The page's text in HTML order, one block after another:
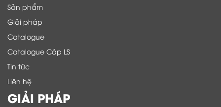
Sản phẩm
Giải pháp
Catalogue
Catalogue Cáp LS
Tin tức
Liên hệ
GIẢI PHÁP